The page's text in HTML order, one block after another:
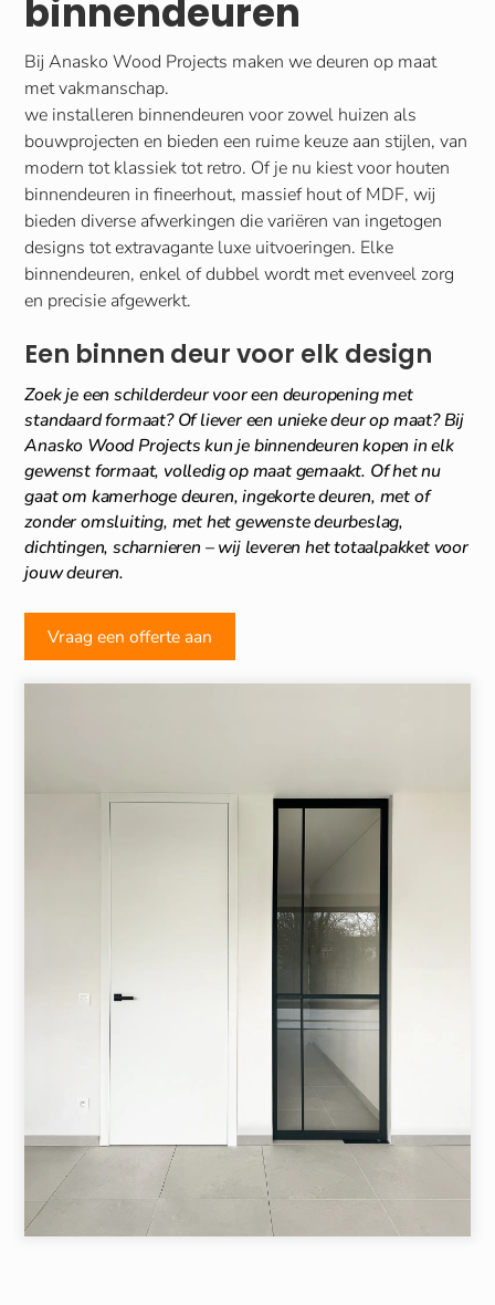
binnendeuren
Bij Anasko Wood Projects maken we deuren op maat
met vakmanschap.
we installeren binnendeuren voor zowel huizen als
bouwprojecten en bieden een ruime keuze aan stijlen, van
modern tot klassiek tot retro. Of je nu kiest voor houten
binnendeuren in fineerhout, massief hout of MDF, wij
bieden diverse afwerkingen die variëren van ingetogen
designs tot extravagante luxe uitvoeringen. Elke
binnendeuren, enkel of dubbel wordt met evenveel zorg
en precisie afgewerkt.
Een binnen deur voor elk design
Zoek je een schilderdeur voor een deuropening met
standaard formaat? Of liever een unieke deur op maat? Bij
Anasko Wood Projects kun je binnendeuren kopen in elk
gewenst formaat, volledig op maat gemaakt. Of het nu
gaat om kamerhoge deuren, ingekorte deuren, met of
zonder omsluiting, met het gewenste deurbeslag,
dichtingen, scharnieren – wij leveren het totaalpakket voor
jouw deuren.
Vraag een offerte aan